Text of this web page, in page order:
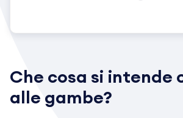
Che cosa si intende
alle gambe?